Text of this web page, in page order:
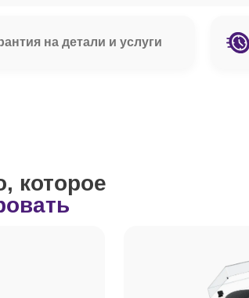
на детали и услуги
которое